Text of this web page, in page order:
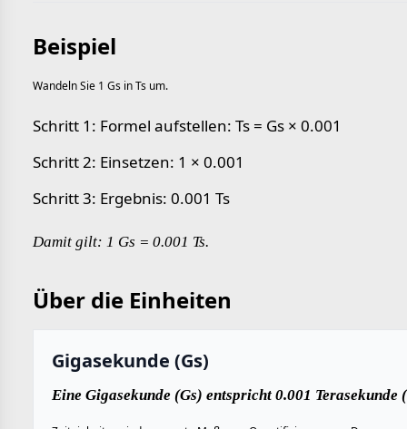
Beispiel
Wandeln Sie 1 Gs in Ts um.
Schritt 1: Formel aufstellen: Ts = Gs × 0.001
Schritt 2: Einsetzen: 1 × 0.001
Schritt 3: Ergebnis: 0.001 Ts
Damit gilt: 1 Gs = 0.001 Ts.
Über die Einheiten
Gigasekunde (Gs)
Eine Gigasekunde (Gs) entspricht 0.001 Terasekunde